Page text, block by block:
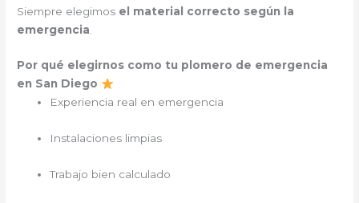
Siempre elegimos el material correcto según la
emergencia
Por qué elegirnos como tu plomero de emergencia
en San Diego
Experiencia real en emergencia
Instalaciones limpias
Trabajo bien calculado